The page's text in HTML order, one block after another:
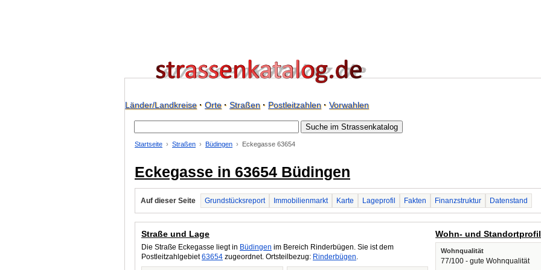
Länder/Landkreise· Orte· Straßen· Postleitzahlen· Vorwahlen
Startseite Straßen Büdingen Eckegasse 63654
Eckegasse in 63654 Büdingen
Auf dieser Seite Grundstücksreport Immobilienmarkt Karte Lageprofil Fakten Finanzstruktur Datenstand
Straße und Lage
Die Straße Eckegasse liegt in Büdingen im Bereich Rinderbügen. Sie ist dem
Postleitzahlgebiet63654 zugeordnet. Ortsteilbezug: Rinderbügen.
Wohn- und Standortprofil
Wohnqualität
77/100 - gute Wohnqualität